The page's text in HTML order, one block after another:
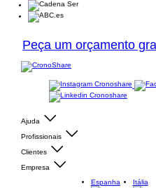
Peça um orçamento
Ajuda
Profissionais
Clientes
Empresa
Espanha
Itália